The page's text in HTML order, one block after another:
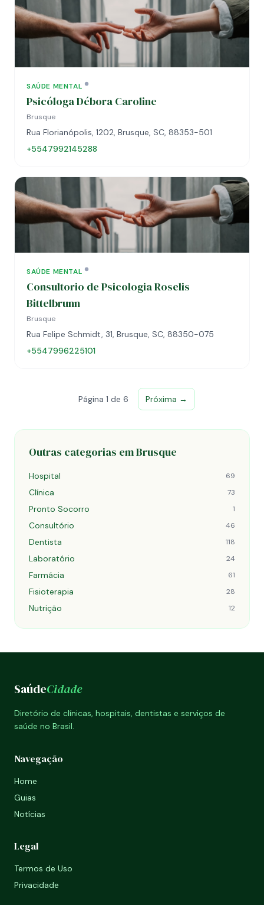
SAÚDE MENTAL
Psicóloga Débora Caroline
Brusque
Rua Florianópolis, 1202, Brusque, SC, 88353-501
+5547992145288
SAÚDE MENTAL
Consultorio de Psicologia Roselis
Bittelbrunn
Brusque
Rua Felipe Schmidt, 31, Brusque, SC, 88350-075
+5547996225101
Página 1 de 6 Próxima →
Outras categorias em Brusque
Hospital 69
Clínica 73
Pronto Socorro 1
Consultório 46
Dentista 118
Laboratório 24
Farmácia 61
Fisioterapia 28
Nutrição 12
SaúdeCidade
Diretório de clínicas, hospitais, dentistas e serviços de
saúde no Brasil.
Navegação
Home
Guias
Notícias
Legal
Termos de Uso
Privacidade